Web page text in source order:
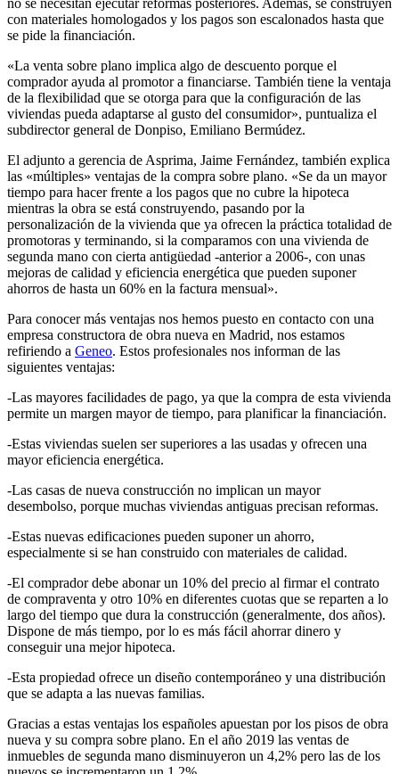
no se necesitan ejecutar reformas posteriores. Además, se construyen
con materiales homologados y los pagos son escalonados hasta que
se pide la financiación.
«La venta sobre plano implica algo de descuento porque el
comprador ayuda al promotor a financiarse. También tiene la ventaja
de la flexibilidad que se otorga para que la configuración de las
viviendas pueda adaptarse al gusto del consumidor», puntualiza el
subdirector general de Donpiso, Emiliano Bermúdez.
El adjunto a gerencia de Asprima, Jaime Fernández, también explica
las «múltiples» ventajas de la compra sobre plano. «Se da un mayor
tiempo para hacer frente a los pagos que no cubre la hipoteca
mientras la obra se está construyendo, pasando por la
personalización de la vivienda que ya ofrecen la práctica totalidad de
promotoras y terminando, si la comparamos con una vivienda de
segunda mano con cierta antigüedad -anterior a 2006-, con unas
mejoras de calidad y eficiencia energética que pueden suponer
ahorros de hasta un 60% en la factura mensual».
Para conocer más ventajas nos hemos puesto en contacto con una
empresa constructora de obra nueva en Madrid, nos estamos
refiriendo a Geneo. Estos profesionales nos informan de las
siguientes ventajas:
-Las mayores facilidades de pago, ya que la compra de esta vivienda
permite un margen mayor de tiempo, para planificar la financiación.
-Estas viviendas suelen ser superiores a las usadas y ofrecen una
mayor eficiencia energética.
-Las casas de nueva construcción no implican un mayor
desembolso, porque muchas viviendas antiguas precisan reformas.
-Estas nuevas edificaciones pueden suponer un ahorro,
especialmente si se han construido con materiales de calidad.
-El comprador debe abonar un 10% del precio al firmar el contrato
de compraventa y otro 10% en diferentes cuotas que se reparten a lo
largo del tiempo que dura la construcción (generalmente, dos años).
Dispone de más tiempo, por lo es más fácil ahorrar dinero y
conseguir una mejor hipoteca.
-Esta propiedad ofrece un diseño contemporáneo y una distribución
que se adapta a las nuevas familias.
Gracias a estas ventajas los españoles apuestan por los pisos de obra
nueva y su compra sobre plano. En el año 2019 las ventas de
inmuebles de segunda mano disminuyeron un 4,2% pero las de los